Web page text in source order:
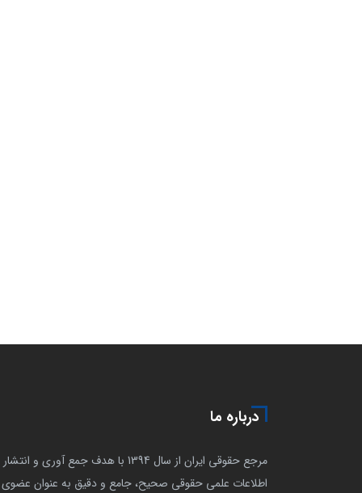
درباره ما
مرجع حقوقی ایران از سال 1394 با هدف جمع آوری و انتشار
اطلاعات علمی حقوقی صحیح، جامع و دقیق به عنوان عضوی